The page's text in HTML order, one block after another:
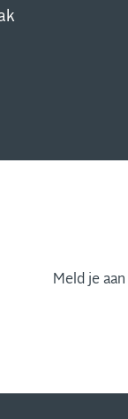
Meld je aan
MIS NIETS